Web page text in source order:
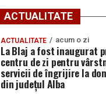
ACTUALITATE
ACTUALITATE acum o zi
La Blaj a fost inaugurat
centru de zi pentru
servicii de îngrijire la
din județul Alba